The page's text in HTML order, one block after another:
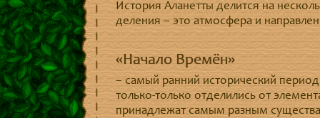
История Аланетты делится на
деления – это атмосфера и
«Начало Времён»
– самый ранний исторический
только-только отделились от
принадлежат самым разным